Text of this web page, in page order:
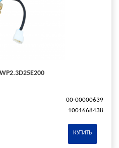
00-00000639
1001668438
КУПИТЬ